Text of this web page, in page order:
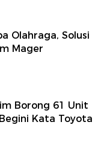
Olahraga, Solusi
Mager
Borong 61 Unit
Kata Toyota